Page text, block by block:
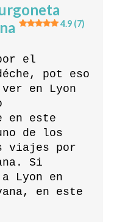
4.9 (7)
el
pot eso
en Lyon
en este
de los
viajes por
Si
Lyon en
en este